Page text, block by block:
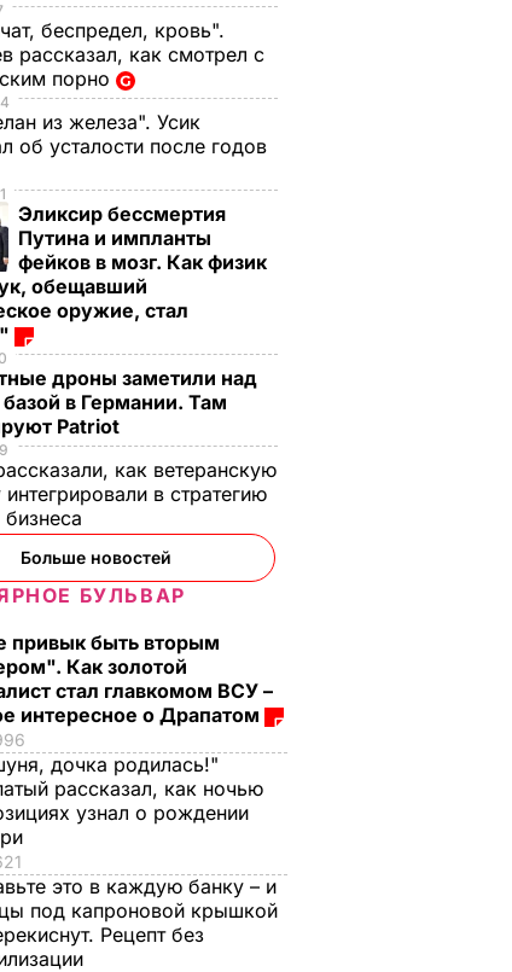
беспредел, кровь".
рассказал, как смотрел с
порно
из железа". Усик
об усталости после годов
Эликсир бессмертия
Путина и импланты
фейков в мозг. Как физик
обещавший
оружие, стал
дроны заметили над
в Германии. Там
Patriot
как ветеранскую
интегрировали в стратегию
бизнеса
Больше новостей
БУЛЬВАР
привык быть вторым
Как золотой
стал главкомом ВСУ –
интересное о Драпатом
дочка родилась!"
рассказал, как ночью
узнал о рождении
это в каждую банку – и
под капроновой крышкой
Рецепт без